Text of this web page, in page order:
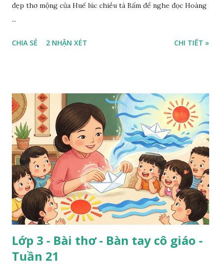
đẹp thơ mộng của Huế lúc chiều tà Bấm để nghe đọc Hoàng
...
CHIA SẺ 2 NHẬN XÉT CHI TIẾT »
Lớp 3 - Bài thơ - Bàn tay cô giáo -
Tuần 21